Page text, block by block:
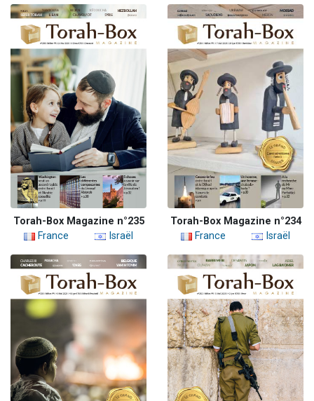
Torah-Box Magazine n°235
France
Israël
Torah-Box Magazine n°234
France
Israël